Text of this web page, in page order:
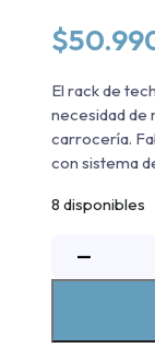
$
El rack de
necesidad de
carrocería.
con sistema
8 disponibles
−